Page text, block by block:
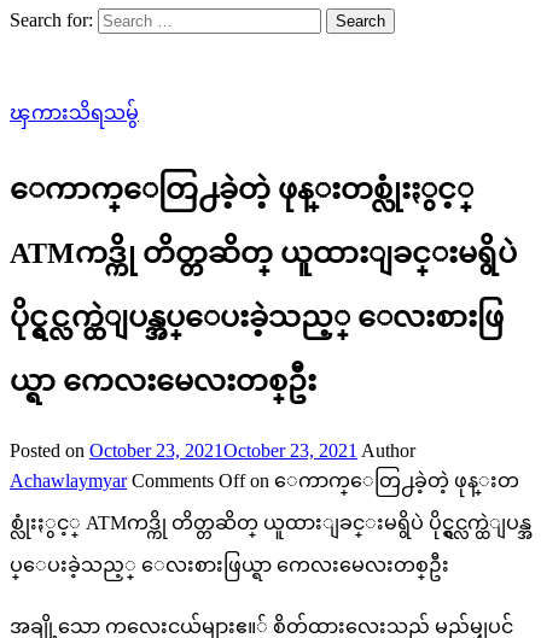
Search for:
ၾကားသိရသမွ်
ေကာက္ေတြ႕ခဲ့တဲ့ ဖုန္းတစ္လုံးႏွင့္
ATMကဒ္ကို တိတ္တဆိတ္ ယူထားျခင္းမရွိပဲ
ပိုင္ရွင္လက္ထဲျပန္အပ္ေပးခဲ့သည့္ ေလးစားဖြ
ယ္ရာ ကေလးမေလးတစ္ဦး
Posted on October 23, 2021October 23, 2021 Author
Achawlaymyar Comments Offon ေကာက္ေတြ႕ခဲ့တဲ့ ဖုန္းတ
စ္လုံးႏွင့္ ATMကဒ္ကို တိတ္တဆိတ္ ယူထားျခင္းမရွိပဲ ပိုင္ရွင္လက္ထဲျပန္အ
ပ္ေပးခဲ့သည့္ ေလးစားဖြယ္ရာ ကေလးမေလးတစ္ဦး
အချို့သော ကလေးငယ်များဧ။် စိတ်ထားလေးသည် မည်မျှပင်